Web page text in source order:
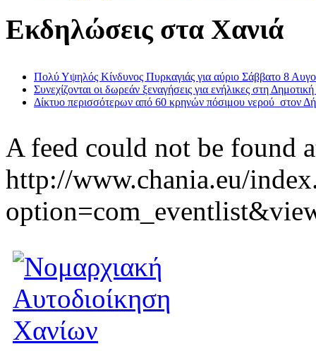
Εκδηλώσεις στα Χανιά
Πολύ Υψηλός Κίνδυνος Πυρκαγιάς για αύριο Σάββατο 8
Συνεχίζονται οι δωρεάν ξεναγήσεις για ενήλικες στη
Δίκτυο περισσότερων από 60 κρηνών πόσιμου νερού στον
A feed could not be found
http://www.chania.eu/